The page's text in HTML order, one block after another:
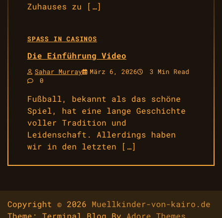
Zuhauses zu […]
SPASS IN CASINOS
Die Einführung Video
Sahar Murray März 6, 2026
3 Min Read
0
Fußball, bekannt als das schöne
Spiel, hat eine lange Geschichte
voller Tradition und
Leidenschaft. Allerdings haben
wir in den letzten […]
Copyright © 2026 Muellkinder-von-kairo.de
Theme: Terminal Blog By Adore Themes